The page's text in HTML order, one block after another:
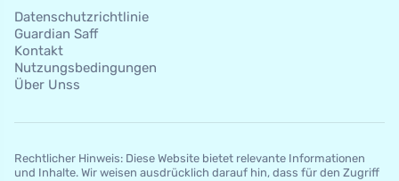
Datenschutzrichtlinie
Guardian Saff
Kontakt
Nutzungsbedingungen
Über Unss
Rechtlicher Hinweis: Diese Website bietet relevante Informationen
und Inhalte. Wir weisen ausdrücklich darauf hin, dass für den Zugriff